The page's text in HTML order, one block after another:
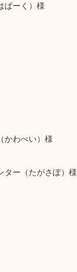
ぱーく）様
かわべい）様
ター（たがさぽ）様